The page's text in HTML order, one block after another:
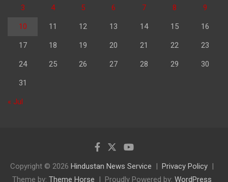
3 4 5 6 7 8 9
10 11 12 13 14 15 16
17 18 19 20 21 22 23
24 25 26 27 28 29 30
31
« Jul
Copyright © 2026 Hindustan News Service
Privacy Policy
Theme by: Theme Horse Proudly Powered by: WordPress